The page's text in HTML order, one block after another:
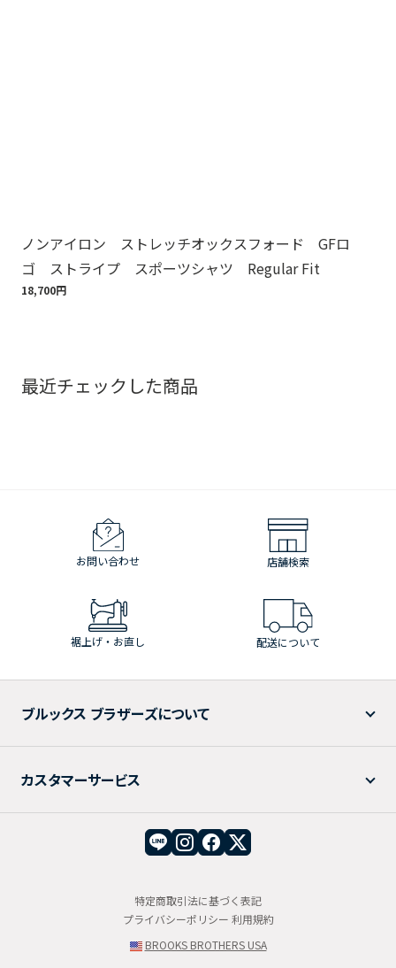
ノンアイロン ストレッチオックスフォード GFロ
ゴ ストライプ スポーツシャツ Regular Fit
18,700円
最近チェックした商品
お問い合わせ 店舗検索
裾上げ・お直し 配送について
ブルックス ブラザーズについて
カスタマーサービス
特定商取引法に基づく表記
プライバシーポリシー 利用規約
BROOKS BROTHERS USA